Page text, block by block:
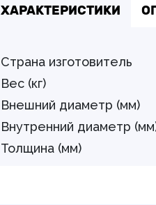
ХАРАКТЕРИСТИКИ
Страна изготовитель
Вес (кг)
Внешний диаметр (мм)
Внутренний диаметр
Толщина (мм)